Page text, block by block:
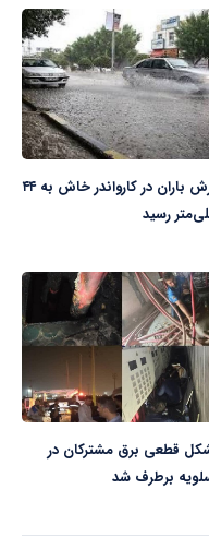
بارش باران در کارواندر خاش به ۴۴
رسید
قطعی برق مشترکان در
برطرف شد